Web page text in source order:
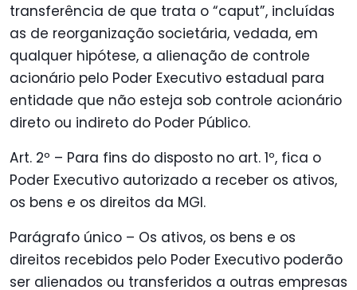
transferência de que trata o “caput”, incluídas
as de reorganização societária, vedada, em
qualquer hipótese, a alienação de controle
acionário pelo Poder Executivo estadual para
entidade que não esteja sob controle acionário
direto ou indireto do Poder Público.
Art. 2º – Para fins do disposto no art. 1º, fica o
Poder Executivo autorizado a receber os ativos,
os bens e os direitos da MGI.
Parágrafo único – Os ativos, os bens e os
direitos recebidos pelo Poder Executivo poderão
ser alienados ou transferidos a outras empresas